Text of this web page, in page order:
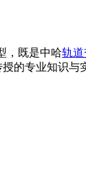
，既是中哈轨道
的专业知识